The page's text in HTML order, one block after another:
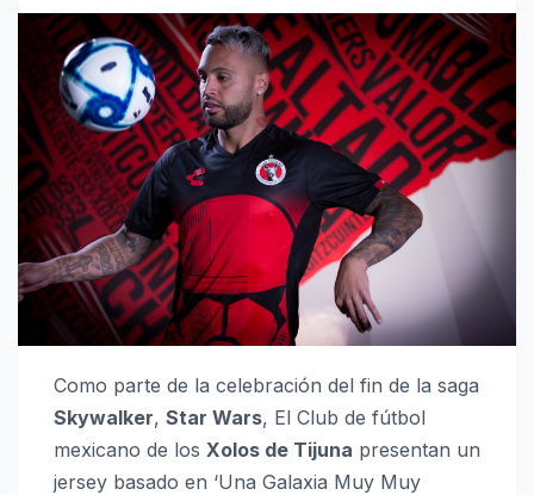
Como parte de la celebración del fin de la saga
Skywalker, Star Wars, El Club de fútbol
mexicano de los Xolos de Tijuna presentan un
jersey basado en ‘Una Galaxia Muy Muy